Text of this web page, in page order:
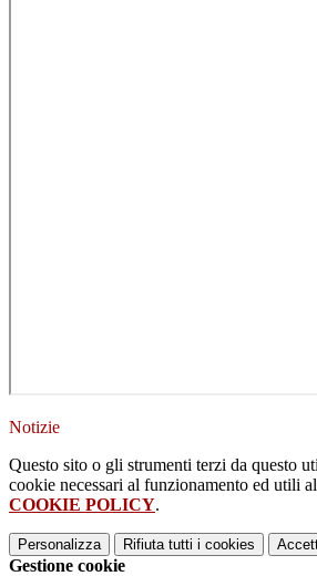
Notizie
Questo sito o gli strumenti terzi da questo
cookie necessari al funzionamento ed utili
COOKIE POLICY.
Personalizza Rifiuta tutti i cookies
Gestione cookie